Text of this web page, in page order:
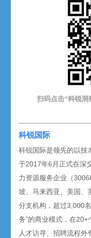
扫码点击“科锐洞
科锐国际
科锐国际是领先的以技
于2017年6月正式在深
力资源服务企业（
坡、马来西亚、美国、
分支机构，超过3,000
务”的商业模式，在
人才访寻、招聘流程外